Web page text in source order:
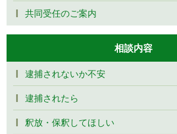
共同受任のご案内
相談内容
逮捕されないか不安
逮捕されたら
釈放・保釈してほしい